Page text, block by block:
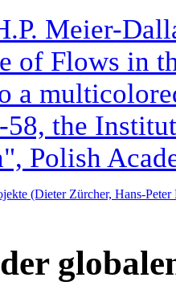
Meier-
of Flows in
a
58, the
Polish
(Dieter Zürcher, Hans-